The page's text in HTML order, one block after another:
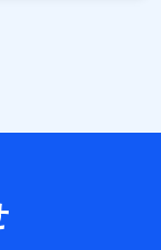
ンケートの回答
ャルグループが
又は保有する情